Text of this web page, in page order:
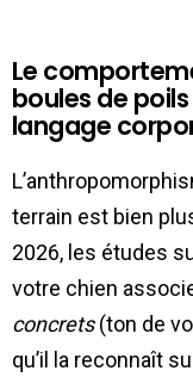
Le
boules de
langage
terrain est bien
2026, les études
votre chien
concrets(ton de
qu’il la reconnaît